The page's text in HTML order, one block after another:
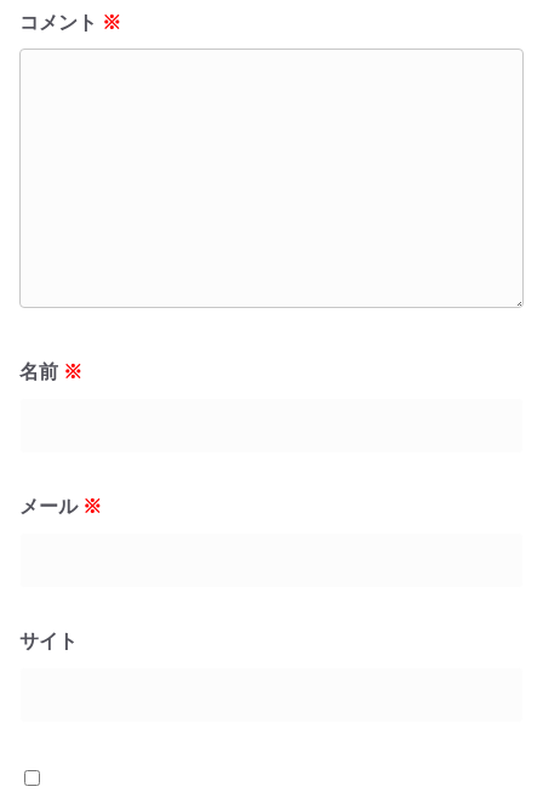
コメント ※
名前 ※
メール ※
サイト